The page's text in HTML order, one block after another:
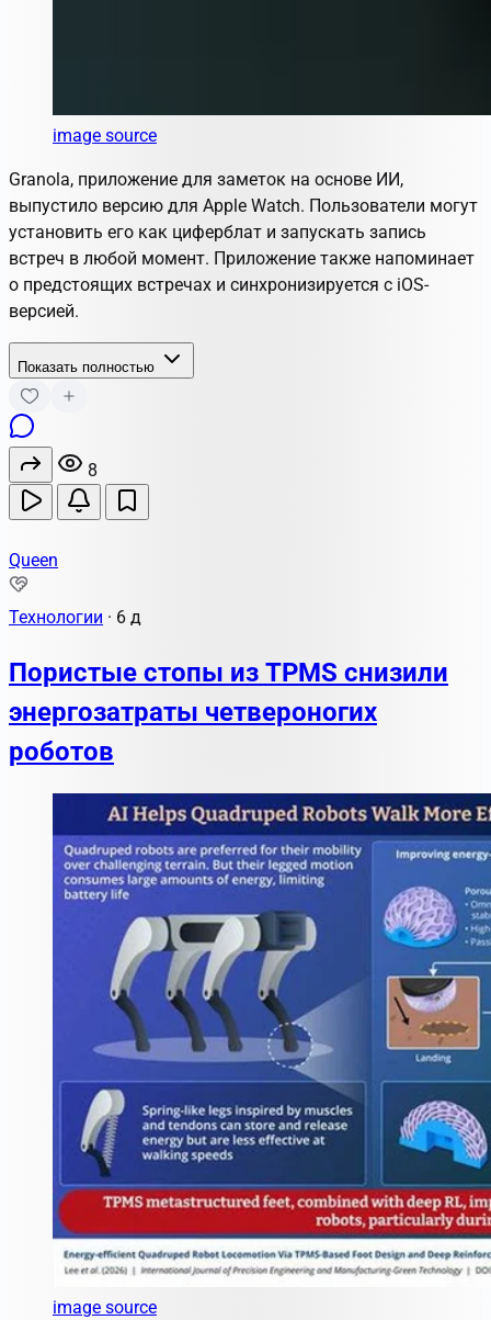
image source
Granola, приложение для заметок на основе ИИ,
выпустило версию для Apple Watch. Пользователи могут
установить его как циферблат и запускать запись
встреч в любой момент. Приложение также напоминает
о предстоящих встречах и синхронизируется с iOS-
версией.
Показать полностью
8
Queen
Технологии · 6 д
Пористые стопы из TPMS снизили
энергозатраты четвероногих
роботов
image source